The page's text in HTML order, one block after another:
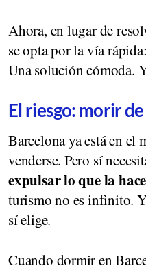
Ahora, en lugar de
se opta por la vía
Una solución cómoda.
El riesgo: morir
Barcelona ya está en el
venderse. Pero sí
expulsar lo que la
turismo no es infinito.
sí elige.
Cuando dormir en